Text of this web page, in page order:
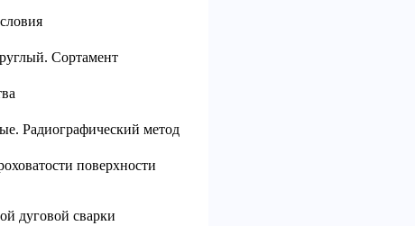
Сортамент
Радиографический метод
поверхности
дуговой сварки